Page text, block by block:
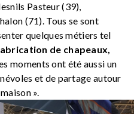
Pasteur (39),
(71). Tous se sont
quelques métiers tel
de chapeaux,
moments ont été aussi un
et de partage autour
».